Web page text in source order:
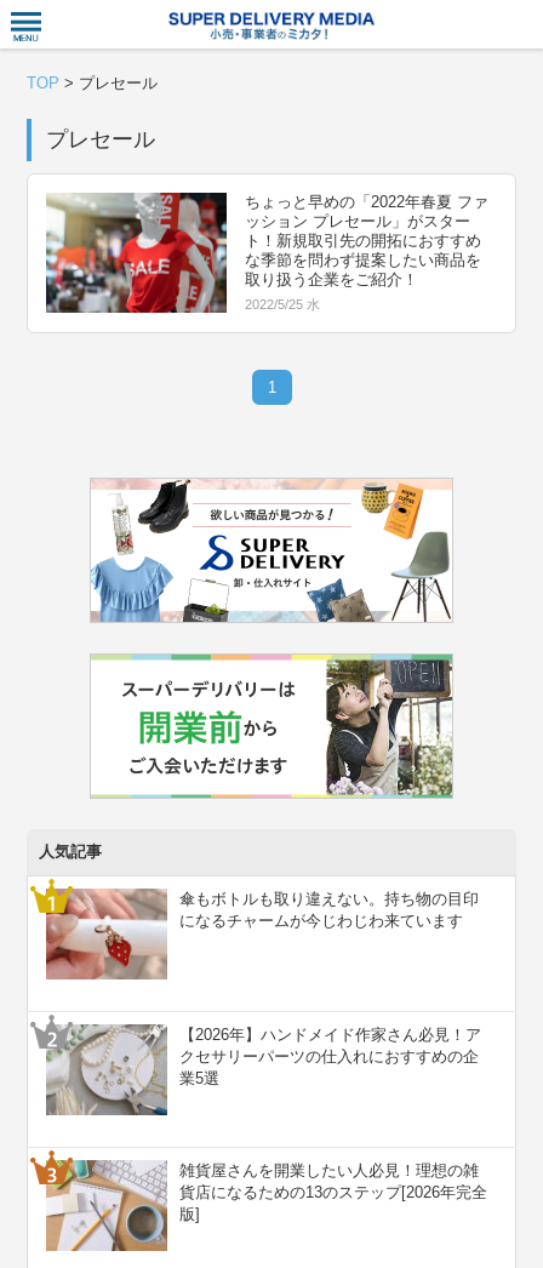
TOP > プレセール
プレセール
ちょっと早めの「2022年春夏 ファ
ッション プレセール」がスター
ト！新規取引先の開拓におすすめ
な季節を問わず提案したい商品を
取り扱う企業をご紹介！
2022/5/25 水
1
人気記事
傘もボトルも取り違えない。持ち物の目印
になるチャームが今じわじわ来ています
【2026年】ハンドメイド作家さん必見！ア
クセサリーパーツの仕入れにおすすめの企
業5選
雑貨屋さんを開業したい人必見！理想の雑
貨店になるための13のステップ[2026年完全
版]